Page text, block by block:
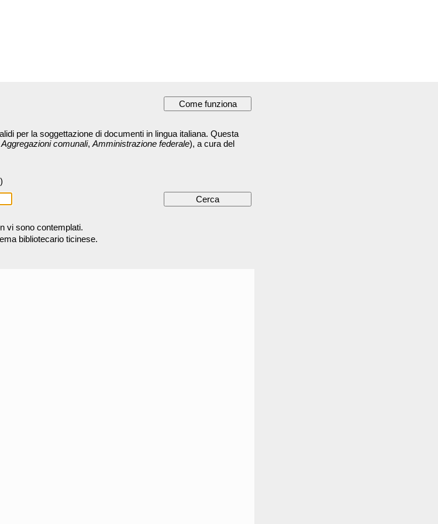
per la soggettazione di documenti in lingua italiana. Questa
Aggregazioni comunali, Amministrazione federale), a cura del
vi sono contemplati.
bibliotecario ticinese.